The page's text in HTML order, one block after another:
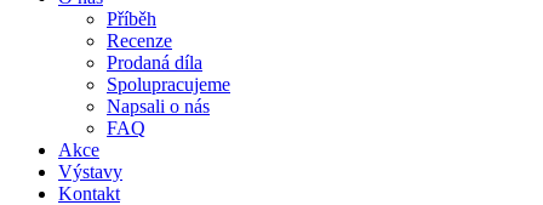
Příběh
Recenze
Prodaná díla
Spolupracujeme
Napsali o nás
FAQ
Akce
Výstavy
Kontakt